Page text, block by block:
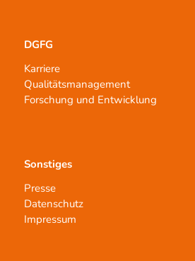
DGFG
Karriere
Qualitätsmanagement
Forschung und Entwicklung
Sonstiges
Presse
Datenschutz
Impressum